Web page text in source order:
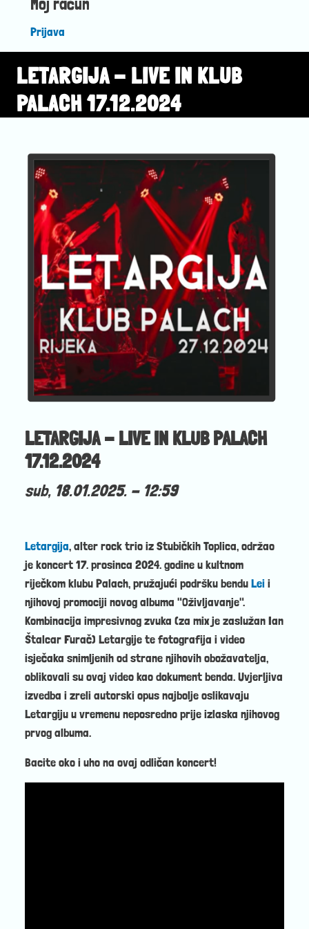
Prijava
LETARGIJA - LIVE IN KLUB
PALACH 17.12.2024
LETARGIJA - LIVE IN KLUB PALACH
17.12.2024
sub, 18.01.2025. - 12:59
Letargija, alter rock trio iz Stubičkih Toplica, održao
je koncert 17. prosinca 2024. godine u kultnom
riječkom klubu Palach, pružajući podršku benduLeii
njihovoj promociji novog albuma "Oživljavanje".
Kombinacija impresivnog zvuka (za mix je zaslužan Ian
Štalcar Furač) Letargije te fotografija i video
isječaka snimljenih od strane njihovih obožavatelja,
oblikovali su ovaj video kao dokument benda. Uvjerljiva
izvedba i zreli autorski opus najbolje oslikavaju
Letargiju u vremenu neposredno prije izlaska njihovog
prvog albuma.
Bacite oko i uho na ovaj odličan koncert!